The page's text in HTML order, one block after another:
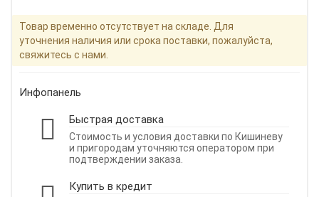
Товар временно отсутствует на складе. Для
уточнения наличия или срока поставки, пожалуйста,
свяжитесь с нами.
Инфопанель
Быстрая доставка
Стоимость и условия доставки по Кишиневу
и пригородам уточняются оператором при
подтверждении заказа.
Купить в кредит